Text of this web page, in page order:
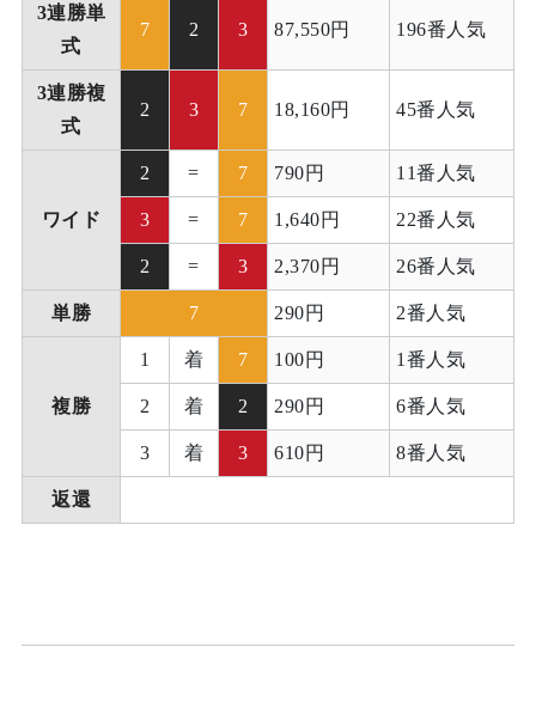
3連勝単
式
7 2 3 87,550円 196番人気
3連勝複
式
2 3 7 18,160円 45番人気
ワイド
2 = 7 790円 11番人気
3 = 7 1,640円 22番人気
2 = 3 2,370円 26番人気
単勝 7 290円 2番人気
複勝
1 着 7 100円 1番人気
2 着 2 290円 6番人気
3 着 3 610円 8番人気
返還